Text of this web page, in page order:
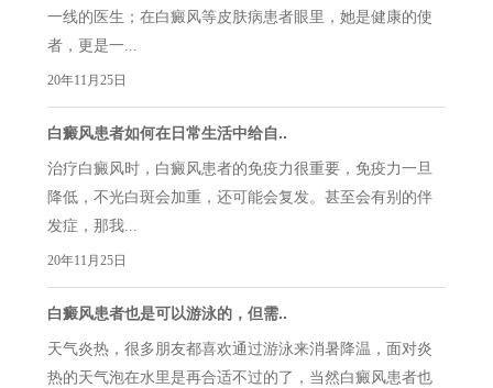
一线的医生；在白癜风等皮肤病患者眼里，她是健康的使
者，更是一...
20年11月25日
白癜风患者如何在日常生活中给自..
治疗白癜风时，白癜风患者的免疫力很重要，免疫力一旦
降低，不光白斑会加重，还可能会复发。甚至会有别的伴
发症，那我...
20年11月25日
白癜风患者也是可以游泳的，但需..
天气炎热，很多朋友都喜欢通过游泳来消暑降温，面对炎
热的天气泡在水里是再合适不过的了，当然白癜风患者也